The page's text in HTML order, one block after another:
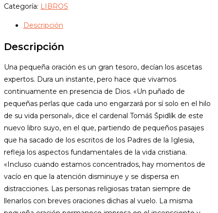
Categoría: LIBROS
Descripción
Descripción
Una pequeña oración es un gran tesoro, decían los ascetas
expertos. Dura un instante, pero hace que vivamos
continuamente en presencia de Dios. «Un puñado de
pequeñas perlas que cada uno engarzará por sí solo en el hilo
de su vida personal», dice el cardenal Tomáš Špidlík de este
nuevo libro suyo, en el que, partiendo de pequeños pasajes
que ha sacado de los escritos de los Padres de la Iglesia,
refleja los aspectos fundamentales de la vida cristiana.
«Incluso cuando estamos concentrados, hay momentos de
vacío en que la atención disminuye y se dispersa en
distracciones. Las personas religiosas tratan siempre de
llenarlos con breves oraciones dichas al vuelo. La misma